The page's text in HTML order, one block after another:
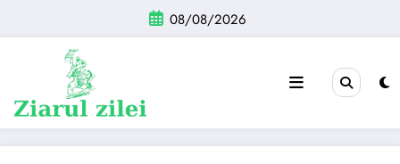
conținut
08/08/2026